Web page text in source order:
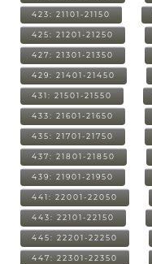
423: 21101-21150
425: 21201-21250
427: 21301-21350
429: 21401-21450
431: 21501-21550
433: 21601-21650
435: 21701-21750
437: 21801-21850
439: 21901-21950
441: 22001-22050
443: 22101-22150
445: 22201-22250
447: 22301-22350